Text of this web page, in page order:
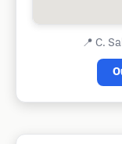
📍 C.